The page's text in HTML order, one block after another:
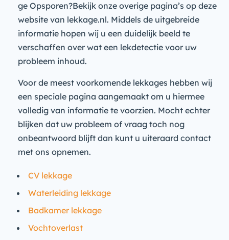
ge Opsporen?Bekijk onze overige pagina’s op deze
website van lekkage.nl. Middels de uitgebreide
informatie hopen wij u een duidelijk beeld te
verschaffen over wat een lekdetectie voor uw
probleem inhoud.
Voor de meest voorkomende lekkages hebben wij
een speciale pagina aangemaakt om u hiermee
volledig van informatie te voorzien. Mocht echter
blijken dat uw probleem of vraag toch nog
onbeantwoord blijft dan kunt u uiteraard contact
met ons opnemen.
CV lekkage
Waterleiding lekkage
Badkamer lekkage
Vochtoverlast